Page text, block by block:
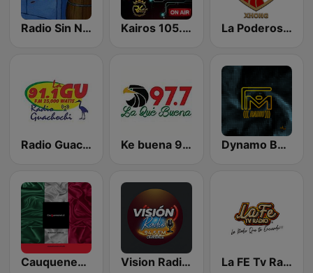
Radio Sin Nombre 89.9 Kairos 105.5 FM La Poderosa 100.9 FM
Radio Guachochi Ke buena 97.7 FM Dynamo Baja Radio
Cauquenesnet CLTOMEX Vision Radio Chihuahua La FE Tv Radio